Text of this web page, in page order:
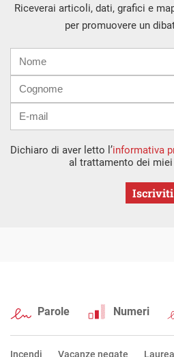
Riceverai articoli, dati, grafici e
per promuovere un
mail
Dichiaro di aver letto l’informativa
al trattamento dei
Iscriviti
Parole Numeri
Incendi Vacanze negate